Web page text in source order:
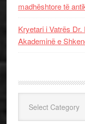
madhështore të
Kryetari i Vatrës
Akademinë e